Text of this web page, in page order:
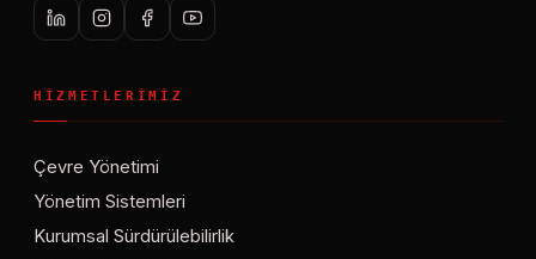
HIZMETLERIMIZ
Çevre Yönetimi
Yönetim Sistemleri
Kurumsal Sürdürülebilirlik